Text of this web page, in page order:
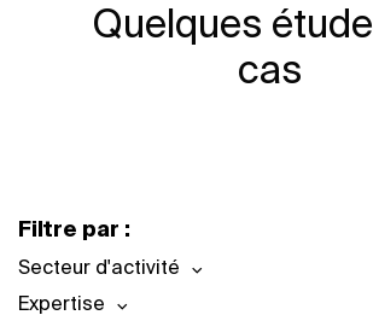
Quelques
cas
Filtre par :
Secteur d'activité
Expertise